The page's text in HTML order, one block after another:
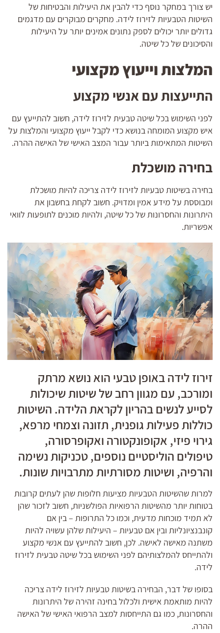
יש צורך במחקר נוסף כדי להבין את היעילות והבטיחות של
השיטות הטבעיות לזירוז לידה. מחקרים מבוקרים עם מדגמים
גדולים יותר יכולים לספק נתונים אמינים יותר על היעילות
והסיכונים של כל שיטה.
המלצות וייעוץ מקצועי
התייעצות עם אנשי מקצוע
לפני השימוש בכל שיטה טבעית לזירוז לידה, חשוב להתייעץ עם
איש מקצוע המומחה בנושא כדי לקבל ייעוץ מקצועי והמלצות על
השיטות המתאימות ביותר עבור המצב האישי של האישה ההרה.
בחירה מושכלת
בחירה בשיטות טבעיות לזירוז לידה צריכה להיות מושכלת
ומבוססת על מידע אמין ומדויק. חשוב לקחת בחשבון את
היתרונות והחסרונות של כל שיטה, ולהיות מוכנים לתופעות לוואי
אפשריות.
זירוז לידה באופן טבעי הוא נושא מרתק
ומורכב, עם מגוון רחב של שיטות שיכולות
לסייע לנשים בהריון לקראת הלידה. השיטות
כוללות פעילות גופנית, תזונה וצמחי מרפא,
גירוי פיזי, אקופונקטורה ואקופרסורה,
טיפולים הוליסטיים נוספים, טכניקות נשימה
והרפיה, ושיטות מסורתיות מתרבויות שונות.
למרות שהשיטות הטבעיות מציעות חלופות שהן לעתים קרובות
בטוחות יותר מהשיטות הרפואיות הפולשניות, חשוב לזכור שהן
לא תמיד מוכחות מדעית, וכמו כל התרופות – בין אם
קונבנציונליות ובין אם טבעיות – היעילות שלהן עשויה להיות
משתנה מאישה לאישה. לכן, חשוב להתייעץ עם אנשי מקצוע
ולהתייחס להמלצותיהם לפני השימוש בכל שיטה טבעית לזירוז
לידה.
בסופו של דבר, הבחירה בשיטות טבעיות לזירוז לידה צריכה
להיות מותאמת אישית ולכלול בחינה זהירה של היתרונות
והחסרונות, כמו גם התייחסות למצב הרפואי האישי של האישה
ההרה.